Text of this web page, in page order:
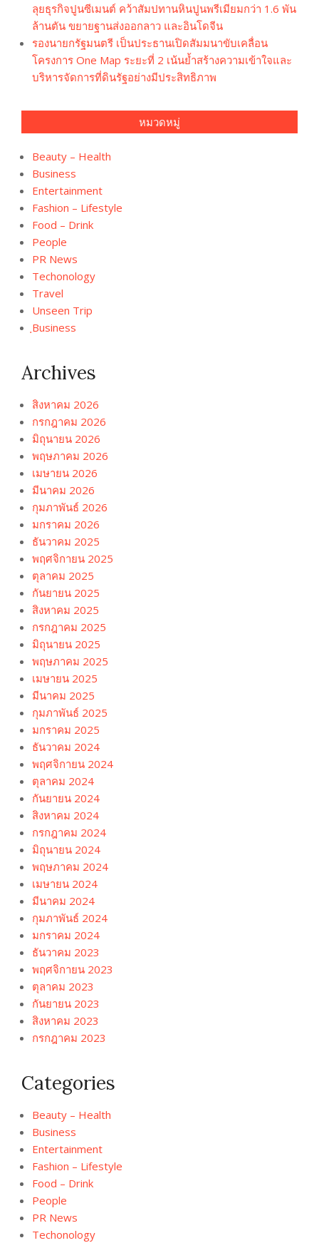
ลุยธุรกิจปูนซีเมนต์ คว้าสัมปทานหินปูนพรีเมียมกว่า 1.6 พัน
ล้านตัน ขยายฐานส่งออกลาว และอินโดจีน
รองนายกรัฐมนตรี เป็นประธานเปิดสัมมนาขับเคลื่อน
โครงการ One Map ระยะที่ 2 เน้นย้ำสร้างความเข้าใจและ
บริหารจัดการที่ดินรัฐอย่างมีประสิทธิภาพ
หมวดหมู่
Beauty – Health
Business
Entertainment
Fashion – Lifestyle
Food – Drink
People
PR News
Techonology
Travel
Unseen Trip
ฺBusiness
Archives
สิงหาคม 2026
กรกฎาคม 2026
มิถุนายน 2026
พฤษภาคม 2026
เมษายน 2026
มีนาคม 2026
กุมภาพันธ์ 2026
มกราคม 2026
ธันวาคม 2025
พฤศจิกายน 2025
ตุลาคม 2025
กันยายน 2025
สิงหาคม 2025
กรกฎาคม 2025
มิถุนายน 2025
พฤษภาคม 2025
เมษายน 2025
มีนาคม 2025
กุมภาพันธ์ 2025
มกราคม 2025
ธันวาคม 2024
พฤศจิกายน 2024
ตุลาคม 2024
กันยายน 2024
สิงหาคม 2024
กรกฎาคม 2024
มิถุนายน 2024
พฤษภาคม 2024
เมษายน 2024
มีนาคม 2024
กุมภาพันธ์ 2024
มกราคม 2024
ธันวาคม 2023
พฤศจิกายน 2023
ตุลาคม 2023
กันยายน 2023
สิงหาคม 2023
กรกฎาคม 2023
Categories
Beauty – Health
Business
Entertainment
Fashion – Lifestyle
Food – Drink
People
PR News
Techonology